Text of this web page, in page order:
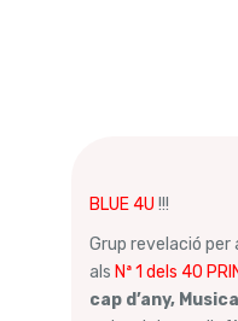
BLUE 4U !!!
Grup revelació per
als Nª 1 dels 40
cap d’any,